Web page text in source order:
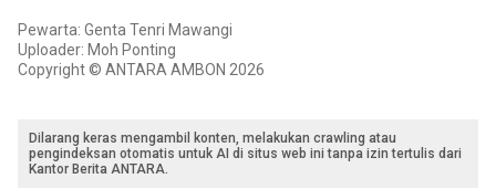
Pewarta: Genta Tenri Mawangi
Uploader: Moh Ponting
Copyright © ANTARA AMBON 2026
Dilarang keras mengambil konten, melakukan crawling atau
pengindeksan otomatis untuk AI di situs web ini tanpa izin tertulis dari
Kantor Berita ANTARA.